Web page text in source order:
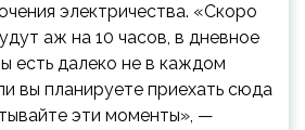
электричества. «Скоро
аж на 10 часов, в дневное
есть далеко не в каждом
вы планируете приехать сюда
эти моменты», —